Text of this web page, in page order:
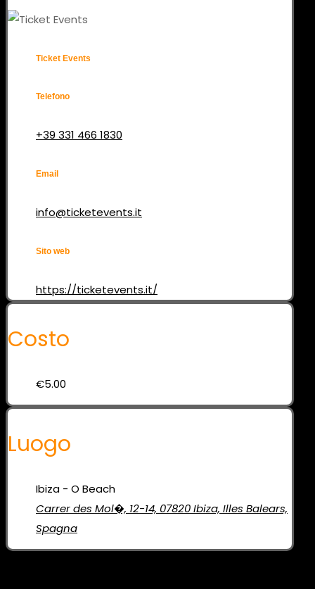
Ticket Events
Telefono
+39 331 466 1830
Email
info@ticketevents.it
Sito web
https://ticketevents.it/
Costo
€5.00
Luogo
Ibiza - O Beach
Carrer des Mol�, 12-14, 07820 Ibiza, Illes Balears,
Spagna